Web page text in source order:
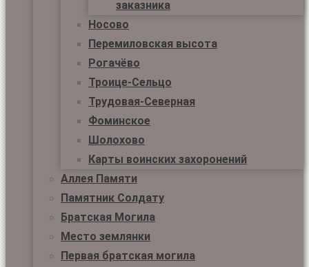
заказника
Носово
Перемиловская высота
Рогачёво
Троице-Сельцо
Трудовая-Северная
Фоминское
Шолохово
Карты воинских захоронений
Аллея Памяти
Памятник Солдату
Братская Могила
Место землянки
Первая братская могила